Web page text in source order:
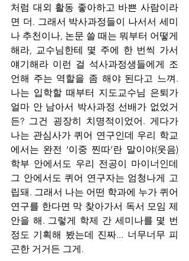
처럼 대외 활동 좋아하고 바쁜 사람이라
면 더. 그래서 박사과정들이 나서서 세미
나 추천이나, 논문 쓸 때는 뭐부터 어떻게
해라, 교수님한테 몇 주에 한 번씩 가서
얘기해라 이런 걸 석사과정생들에게 조
언해 주는 역할을 좀 해야 된다고 느껴.
나는 입학할 때부터 지도교수님 은퇴가
얼마 안 남아서 박사과정 선배가 없었거
든? 그건 굉장히 치명적이었어. 게다가
나는 관심사가 퀴어 연구인데 우리 학교
에서는 완전 ‘이중 찐따’란 말이야(웃음)
학부 안에서도 우리 전공이 마이너인데
그 안에서도 퀴어 연구자는 엄청나게 고
립돼. 그래서 나는 어떤 학과에 누가 퀴어
연구를 한다면 막 찾아가서 독서 모임 제
안을 해. 그렇게 학제 간 세미나를 몇 번
정도 기획해 봤는데 진짜... 너무너무 피
곤한 거거든 그게.